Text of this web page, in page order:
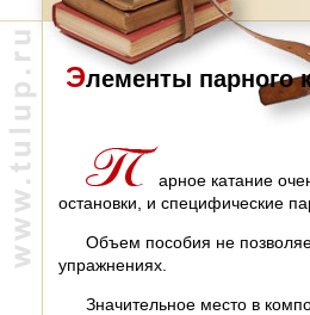
Элементы парного
арное катание
остановки, и специфические
Объем пособия не
упражнениях.
Значительное место в